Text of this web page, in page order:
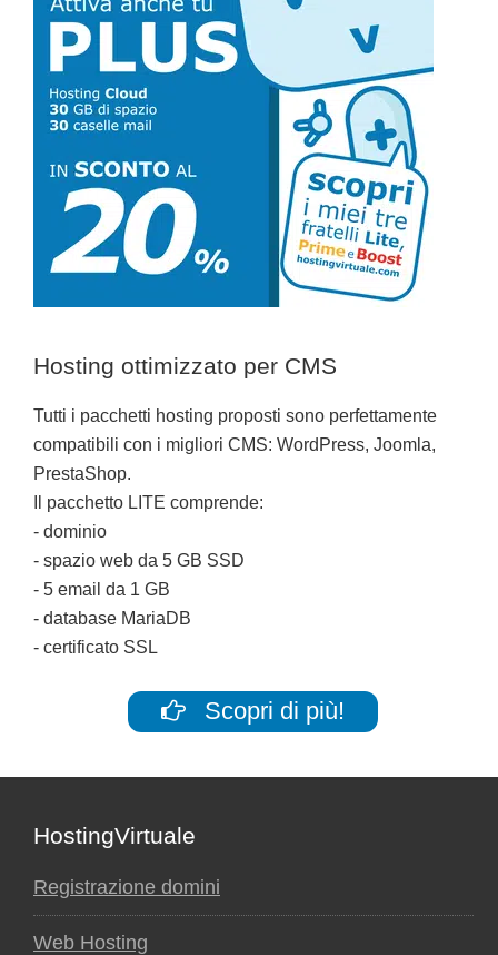
Hosting ottimizzato per CMS
Tutti i pacchetti hosting proposti sono perfettamente
compatibili con i migliori CMS: WordPress, Joomla,
PrestaShop.
Il pacchetto LITE comprende:
- dominio
- spazio web da 5 GB SSD
- 5 email da 1 GB
- database MariaDB
- certificato SSL
Scopri di più!
Footer
HostingVirtuale
Registrazione domini
Web Hosting